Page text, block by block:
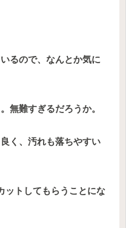
るので、なんとか気に
無難すぎるだろうか。
く、汚れも落ちやすい
ットしてもらうことにな